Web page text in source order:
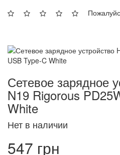
Сетевое зарядное
N19 Rigorous
White
Нет в наличии
547 грн